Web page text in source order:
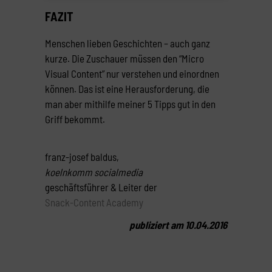
FAZIT
Menschen lieben Geschichten – auch ganz
kurze. Die Zuschauer müssen den “Micro
Visual Content” nur verstehen und einordnen
können. Das ist eine Herausforderung, die
man aber mithilfe meiner 5 Tipps gut in den
Griff bekommt.
franz-josef baldus,
koelnkomm socialmedia
geschäftsführer & Leiter der
Snack-Content Academy
publiziert am 10.04.2016